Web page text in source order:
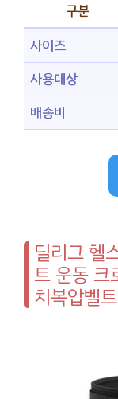
구분
사이즈
사용대상
배송비
딜리그 헬
트 운동 크
치복압벨